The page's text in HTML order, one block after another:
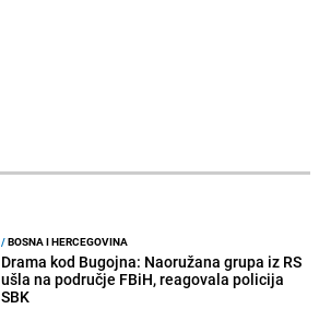
/BOSNA I HERCEGOVINA
Drama kod Bugojna: Naoružana grupa iz RS
ušla na područje FBiH, reagovala policija
SBK